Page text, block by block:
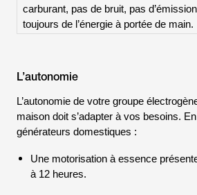
carburant, pas de bruit, pas
toujours de l’énergie à portée de main.
L’autonomie
L’autonomie de votre groupe
maison doit s’adapter à vos besoins.
générateurs domestiques :
Une motorisation à essence
à 12 heures.